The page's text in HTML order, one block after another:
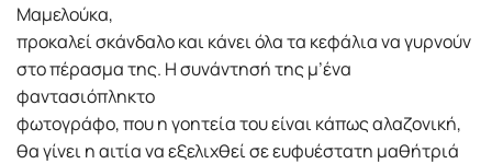
Μαμελούκα,
προκαλεί σκάνδαλο και κάνει όλα τα κεφάλια να γυρνούν
στο πέρασμα της. Η συνάντησή της μ’ένα
φαντασιόπληκτο
φωτογράφο, που η γοητεία του είναι κάπως αλαζονική,
θα γίνει η αιτία να εξελιχθεί σε ευφυέστατη μαθήτριά